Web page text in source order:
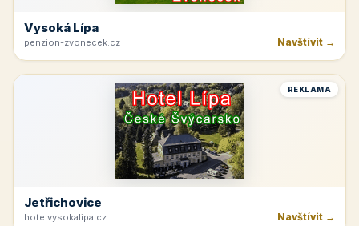
Vysoká Lípa
penzion-zvonecek.cz Navštívit →
REKLAMA
Jetřichovice
hotelvysokalipa.cz Navštívit →